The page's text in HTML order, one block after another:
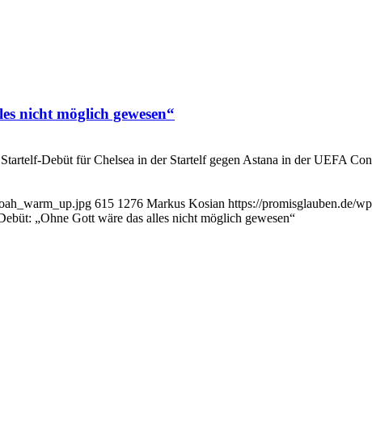
nicht möglich gewesen“
Debüt für Chelsea in der Startelf gegen Astana in der UEFA
615 1276 Markus Kosian https://promisglauben.de/
„Ohne Gott wäre das alles nicht möglich gewesen“